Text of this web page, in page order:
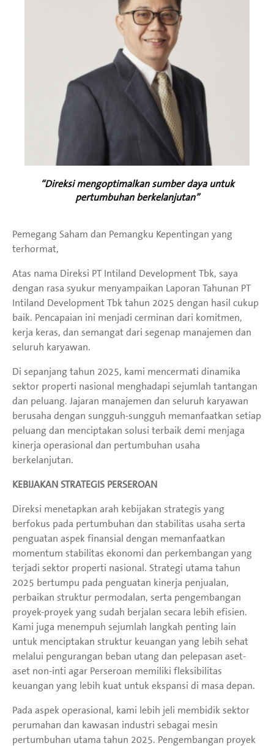
“Direksi mengoptimalkan sumber daya untuk
pertumbuhan berkelanjutan”
Pemegang Saham dan Pemangku Kepentingan yang
terhormat,
Atas nama Direksi PT Intiland Development Tbk, saya
dengan rasa syukur menyampaikan Laporan Tahunan PT
Intiland Development Tbk tahun 2025 dengan hasil cukup
baik. Pencapaian ini menjadi cerminan dari komitmen,
kerja keras, dan semangat dari segenap manajemen dan
seluruh karyawan.
Di sepanjang tahun 2025, kami mencermati dinamika
sektor properti nasional menghadapi sejumlah tantangan
dan peluang. Jajaran manajemen dan seluruh karyawan
berusaha dengan sungguh-sungguh memanfaatkan setiap
peluang dan menciptakan solusi terbaik demi menjaga
kinerja operasional dan pertumbuhan usaha
berkelanjutan.
KEBIJAKAN STRATEGIS PERSEROAN
Direksi menetapkan arah kebijakan strategis yang
berfokus pada pertumbuhan dan stabilitas usaha serta
penguatan aspek finansial dengan memanfaatkan
momentum stabilitas ekonomi dan perkembangan yang
terjadi sektor properti nasional. Strategi utama tahun
2025 bertumpu pada penguatan kinerja penjualan,
perbaikan struktur permodalan, serta pengembangan
proyek-proyek yang sudah berjalan secara lebih efisien.
Kami juga menempuh sejumlah langkah penting lain
untuk menciptakan struktur keuangan yang lebih sehat
melalui pengurangan beban utang dan pelepasan aset-
aset non-inti agar Perseroan memiliki fleksibilitas
keuangan yang lebih kuat untuk ekspansi di masa depan.
Pada aspek operasional, kami lebih jeli membidik sektor
perumahan dan kawasan industri sebagai mesin
pertumbuhan utama tahun 2025. Pengembangan proyek